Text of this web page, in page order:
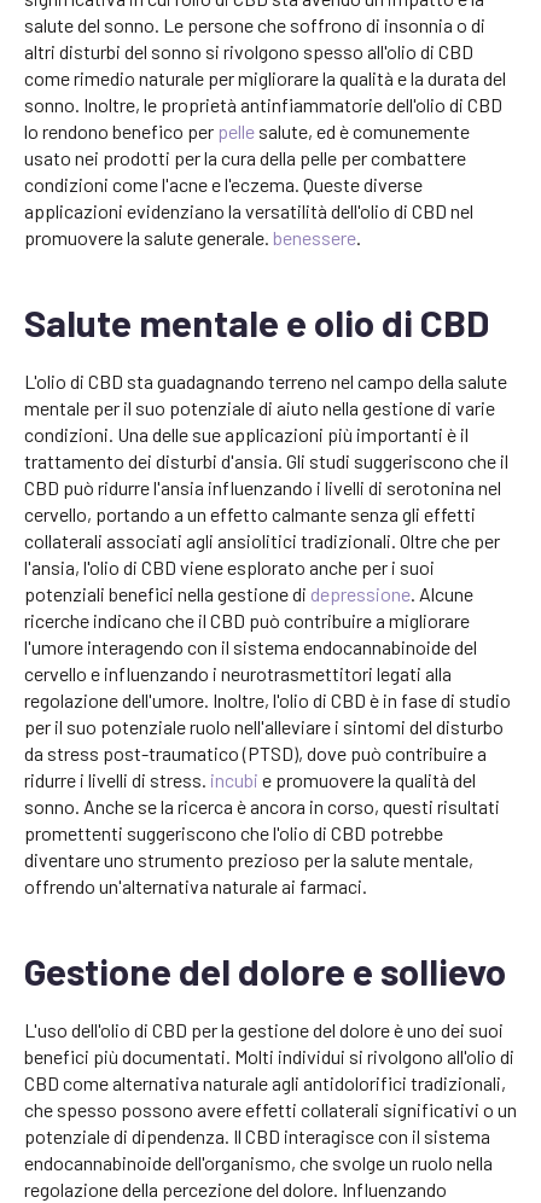
salute del sonno. Le persone che soffrono di insonnia o di
altri disturbi del sonno si rivolgono spesso all'olio di CBD
come rimedio naturale per migliorare la qualità e la durata del
sonno. Inoltre, le proprietà antinfiammatorie dell'olio di CBD
lo rendono benefico per pelle salute, ed è comunemente
usato nei prodotti per la cura della pelle per combattere
condizioni come l'acne e l'eczema. Queste diverse
applicazioni evidenziano la versatilità dell'olio di CBD nel
promuovere la salute generale. benessere.
Salute mentale e olio di CBD
L'olio di CBD sta guadagnando terreno nel campo della salute
mentale per il suo potenziale di aiuto nella gestione di varie
condizioni. Una delle sue applicazioni più importanti è il
trattamento dei disturbi d'ansia. Gli studi suggeriscono che il
CBD può ridurre l'ansia influenzando i livelli di serotonina nel
cervello, portando a un effetto calmante senza gli effetti
collaterali associati agli ansiolitici tradizionali. Oltre che per
l'ansia, l'olio di CBD viene esplorato anche per i suoi
potenziali benefici nella gestione di depressione. Alcune
ricerche indicano che il CBD può contribuire a migliorare
l'umore interagendo con il sistema endocannabinoide del
cervello e influenzando i neurotrasmettitori legati alla
regolazione dell'umore. Inoltre, l'olio di CBD è in fase di studio
per il suo potenziale ruolo nell'alleviare i sintomi del disturbo
da stress post-traumatico (PTSD), dove può contribuire a
ridurre i livelli di stress. incubi e promuovere la qualità del
sonno. Anche se la ricerca è ancora in corso, questi risultati
promettenti suggeriscono che l'olio di CBD potrebbe
diventare uno strumento prezioso per la salute mentale,
offrendo un'alternativa naturale ai farmaci.
Gestione del dolore e sollievo
L'uso dell'olio di CBD per la gestione del dolore è uno dei suoi
benefici più documentati. Molti individui si rivolgono all'olio di
CBD come alternativa naturale agli antidolorifici tradizionali,
che spesso possono avere effetti collaterali significativi o un
potenziale di dipendenza. Il CBD interagisce con il sistema
endocannabinoide dell'organismo, che svolge un ruolo nella
regolazione della percezione del dolore. Influenzando